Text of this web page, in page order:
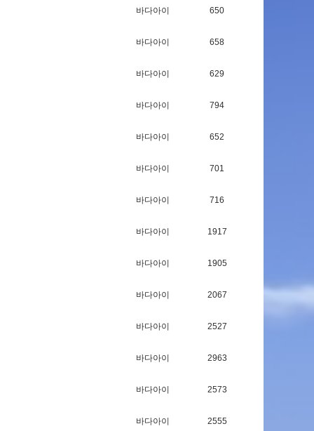
바다아이 650
바다아이 658
바다아이 629
바다아이 794
바다아이 652
바다아이 701
바다아이 716
바다아이 1917
바다아이 1905
바다아이 2067
바다아이 2527
바다아이 2963
바다아이 2573
바다아이 2555